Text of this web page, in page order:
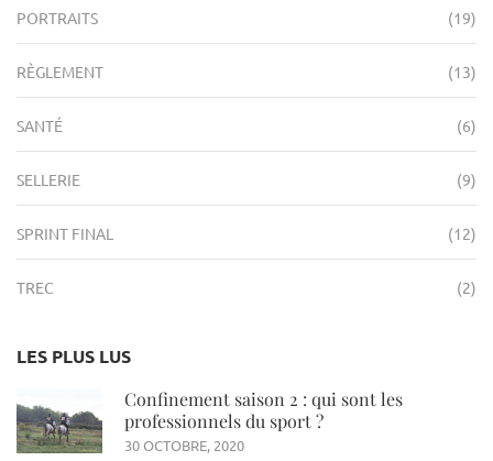
PORTRAITS (19)
RÈGLEMENT (13)
SANTÉ (6)
SELLERIE (9)
SPRINT FINAL (12)
TREC (2)
LES PLUS LUS
Confinement saison 2 : qui sont les
professionnels du sport ?
30 OCTOBRE, 2020